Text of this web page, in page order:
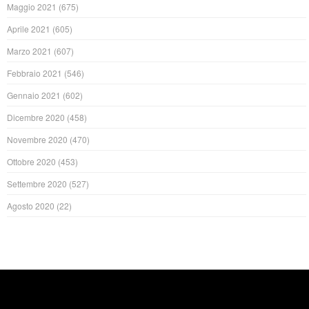
Maggio 2021 (675)
Aprile 2021 (605)
Marzo 2021 (607)
Febbraio 2021 (546)
Gennaio 2021 (602)
Dicembre 2020 (458)
Novembre 2020 (470)
Ottobre 2020 (453)
Settembre 2020 (527)
Agosto 2020 (22)